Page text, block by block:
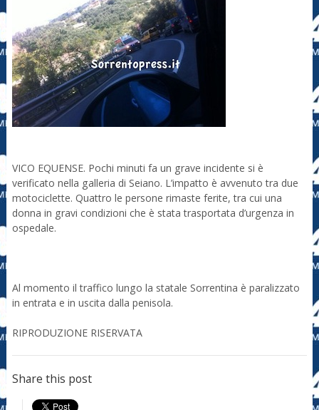
VICO EQUENSE. Pochi minuti fa un grave incidente si è
verificato nella galleria di Seiano. L’impatto è avvenuto tra due
motociclette. Quattro le persone rimaste ferite, tra cui una
donna in gravi condizioni che è stata trasportata d’urgenza in
ospedale.
Al momento il traffico lungo la statale Sorrentina è paralizzato
in entrata e in uscita dalla penisola.
RIPRODUZIONE RISERVATA
Share this post